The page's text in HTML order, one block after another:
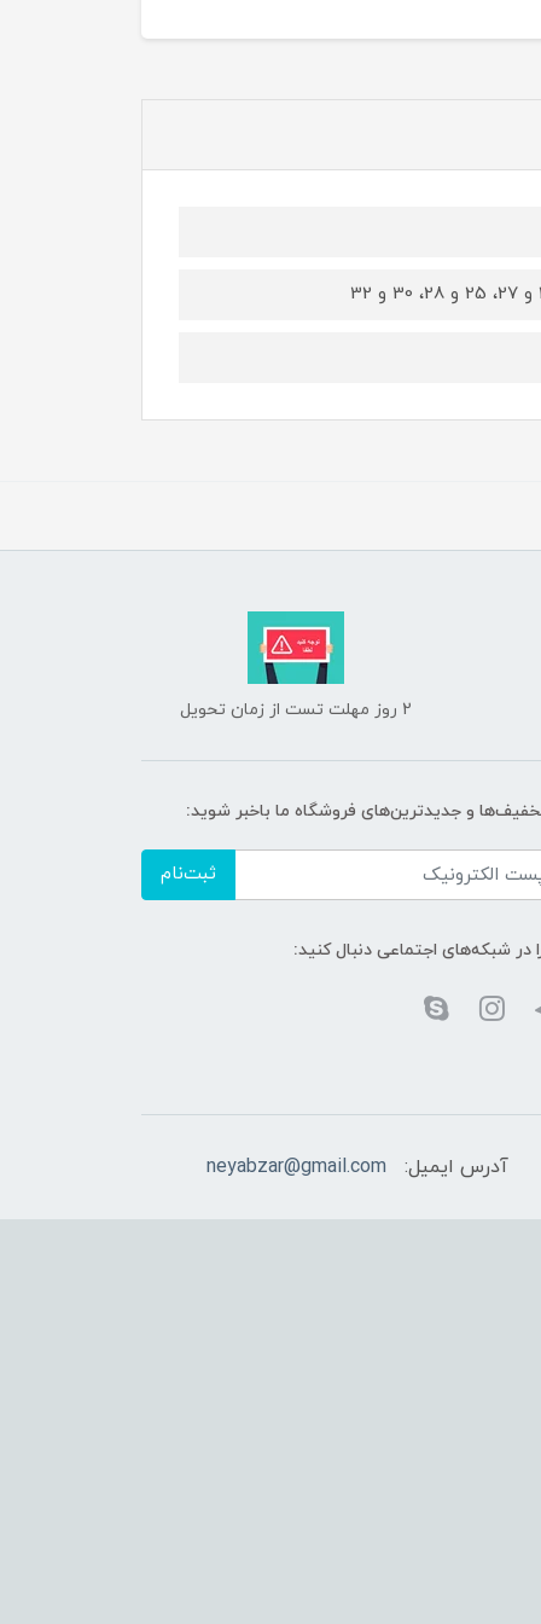
2 روز مهلت تست از زمان تحویل
و جدیدترین‌های فروشگاه ما باخبر شوید:
ثبت‌نام
در شبکه‌های اجتماعی دنبال کنید:
آدرس ایمیل: neyabzar@gmail.com